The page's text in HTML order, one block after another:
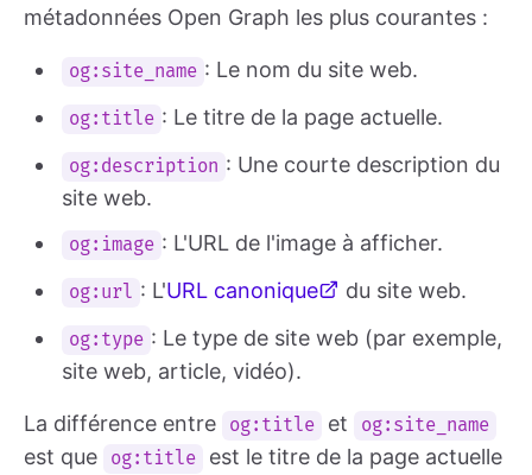
métadonnées Open Graph les plus courantes :
og:site_name : Le nom du site web.
og:title : Le titre de la page actuelle.
og:description : Une courte description du
site web.
og:image : L'URL de l'image à afficher.
og:url : L'URL canonique du site web.
og:type : Le type de site web (par exemple,
site web, article, vidéo).
La différence entre og:title et og:site_name
est que og:title
est le titre de la page actuelle